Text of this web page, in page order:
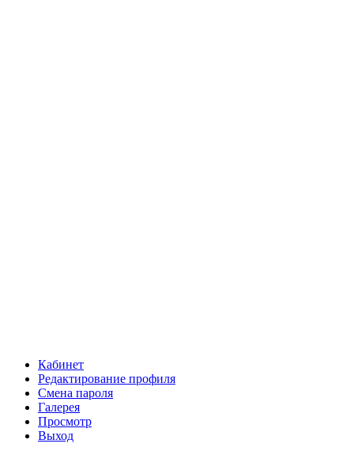
Кабинет
Редактирование профиля
Смена пароля
Галерея
Просмотр
Выход